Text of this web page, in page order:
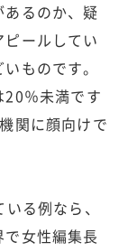
るのか、疑
ールしてい
ものです。
％未満です
関に顔向けで
る例なら、
女性編集長